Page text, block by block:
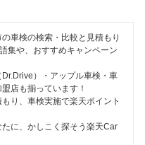
車検の検索・比較と見積もり
集や、おすすめキャンペーン
）・アップル車検・車
店も揃っています！
り、車検実施で楽天ポイント
に、かしこく探そう楽天Car